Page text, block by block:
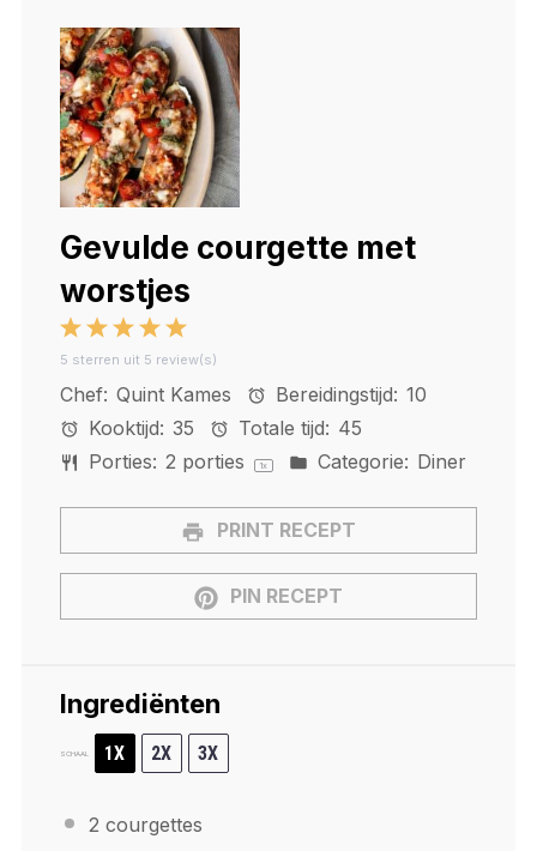
Gevulde courgette met
worstjes
5
Stars
4
Stars
3
Stars
2
Stars
1
Star
5 sterren uit 5 review(s)
Chef: Quint Kames Bereidingstijd: 10
Kooktijd: 35 Totale tijd: 45
Porties: 2 porties 1x Categorie: Diner
PRINT RECEPT
PIN RECEPT
Ingrediënten
SCHAAL 1X 2X 3X
2 courgettes